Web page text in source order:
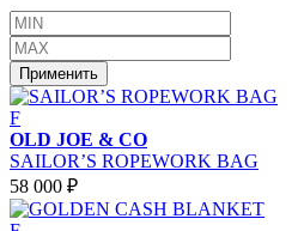
Применить
F
OLD JOE & CO
SAILOR’S ROPEWORK BAG
58 000 ₽